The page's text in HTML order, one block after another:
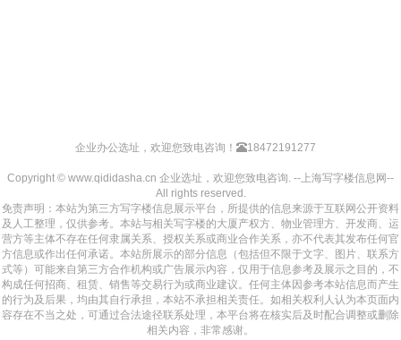
企业办公选址，欢迎您致电咨询！ 18472191277
Copyright © www.qididasha.cn 企业选址，欢迎您致电咨询. --上海写字楼信息网--
All rights reserved.
免责声明：本站为第三方写字楼信息展示平台，所提供的信息来源于互联网公开资料
及人工整理，仅供参考。本站与相关写字楼的大厦产权方、物业管理方、开发商、运
营方等主体不存在任何隶属关系、授权关系或商业合作关系，亦不代表其发布任何官
方信息或作出任何承诺。本站所展示的部分信息（包括但不限于文字、图片、联系方
式等）可能来自第三方合作机构或广告展示内容，仅用于信息参考及展示之目的，不
构成任何招商、租赁、销售等交易行为或商业建议。任何主体因参考本站信息而产生
的行为及后果，均由其自行承担，本站不承担相关责任。如相关权利人认为本页面内
容存在不当之处，可通过合法途径联系处理，本平台将在核实后及时配合调整或删除
相关内容，非常感谢。